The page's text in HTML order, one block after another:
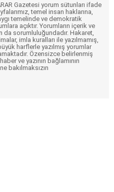
Gazetesi yorum sütunları ifade
temel insan haklarına,
temelinde ve demokratik
açıktır. Yorumların içerik ve
sorumluluğundadır. Hakaret,
imla kuralları ile yazılmamış,
harflerle yazılmış yorumlar
Özensizce belirlenmiş
ve yazının bağlamının
bakılmaksızın